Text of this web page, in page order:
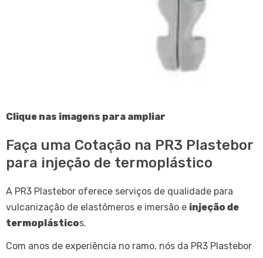
Clique nas imagens para ampliar
Faça uma Cotação na PR3 Plastebor
para injeção de termoplástico
A PR3 Plastebor oferece serviços de qualidade para
vulcanização de elastômeros e imersão e injeção de
termoplásticos.
Com anos de experiência no ramo, nós da PR3 Plastebor